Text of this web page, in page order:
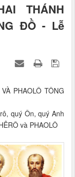
THÁNH
ĐỒ - Lễ
PHAOLÔ TÔNG
quý Ôn, quý Anh
và PHAOLÔ